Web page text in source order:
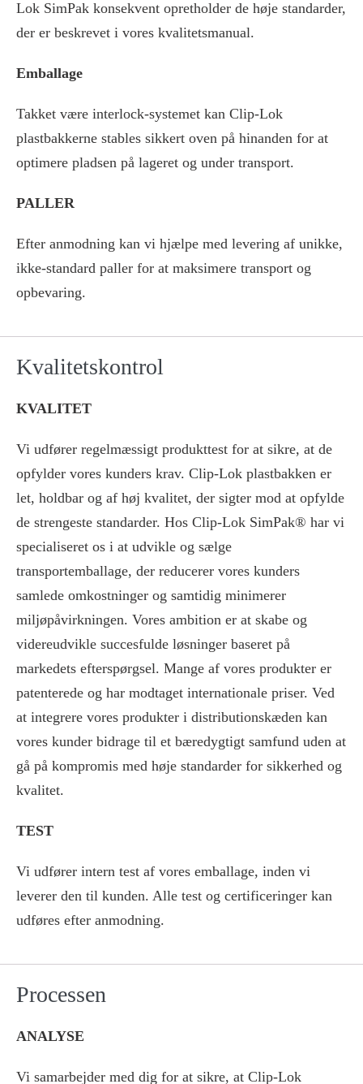
Lok SimPak konsekvent opretholder de høje standarder,
der er beskrevet i vores kvalitetsmanual.
Emballage
Takket være interlock-systemet kan Clip-Lok
plastbakkerne stables sikkert oven på hinanden for at
optimere pladsen på lageret og under transport.
PALLER
Efter anmodning kan vi hjælpe med levering af unikke,
ikke-standard paller for at maksimere transport og
opbevaring.
Kvalitetskontrol
KVALITET
Vi udfører regelmæssigt produkttest for at sikre, at de
opfylder vores kunders krav. Clip-Lok plastbakken er
let, holdbar og af høj kvalitet, der sigter mod at opfylde
de strengeste standarder. Hos Clip-Lok SimPak® har vi
specialiseret os i at udvikle og sælge
transportemballage, der reducerer vores kunders
samlede omkostninger og samtidig minimerer
miljøpåvirkningen. Vores ambition er at skabe og
videreudvikle succesfulde løsninger baseret på
markedets efterspørgsel. Mange af vores produkter er
patenterede og har modtaget internationale priser. Ved
at integrere vores produkter i distributionskæden kan
vores kunder bidrage til et bæredygtigt samfund uden at
gå på kompromis med høje standarder for sikkerhed og
kvalitet.
TEST
Vi udfører intern test af vores emballage, inden vi
leverer den til kunden. Alle test og certificeringer kan
udføres efter anmodning.
Processen
ANALYSE
Vi samarbejder med dig for at sikre, at Clip-Lok